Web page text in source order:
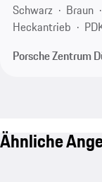
Schwarz
Braun
Heckantrieb
Porsche Zentrum
Ähnliche